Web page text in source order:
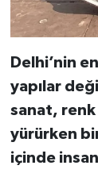
Delhi’nin
yapılar
sanat, renk
yürürken
içinde